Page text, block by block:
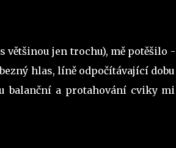
většinou jen trochu), mě potěšilo -
hlas, líně odpočítávající dobu
balanční a protahování cviky mi